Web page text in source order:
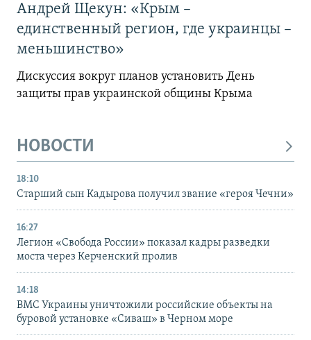
Андрей Щекун: «Крым –
единственный регион, где украинцы –
меньшинство»
Дискуссия вокруг планов установить День
защиты прав украинской общины Крыма
НОВОСТИ
18:10
Старший сын Кадырова получил звание «героя Чечни»
16:27
Легион «Свобода России» показал кадры разведки
моста через Керченский пролив
14:18
ВМС Украины уничтожили российские объекты на
буровой установке «Сиваш» в Черном море